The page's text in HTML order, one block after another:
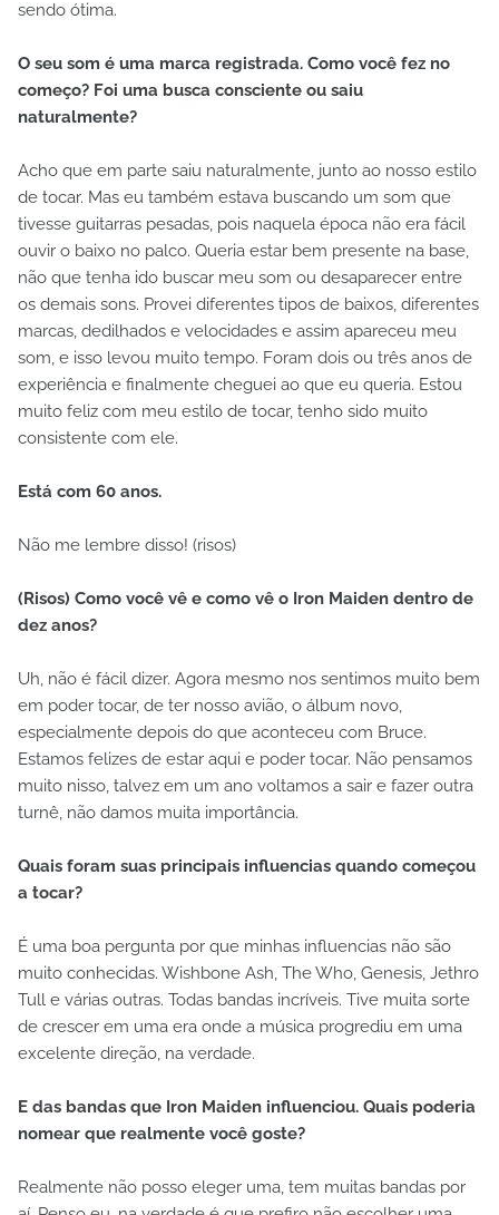
sendo ótima.
O seu som é uma marca registrada. Como você fez no
começo? Foi uma busca consciente ou saiu
naturalmente?
Acho que em parte saiu naturalmente, junto ao nosso estilo
de tocar. Mas eu também estava buscando um som que
tivesse guitarras pesadas, pois naquela época não era fácil
ouvir o baixo no palco. Queria estar bem presente na base,
não que tenha ido buscar meu som ou desaparecer entre
os demais sons. Provei diferentes tipos de baixos, diferentes
marcas, dedilhados e velocidades e assim apareceu meu
som, e isso levou muito tempo. Foram dois ou três anos de
experiência e finalmente cheguei ao que eu queria. Estou
muito feliz com meu estilo de tocar, tenho sido muito
consistente com ele.
Está com 60 anos.
Não me lembre disso! (risos)
(Risos) Como você vê e como vê o Iron Maiden dentro de
dez anos?
Uh, não é fácil dizer. Agora mesmo nos sentimos muito bem
em poder tocar, de ter nosso avião, o álbum novo,
especialmente depois do que aconteceu com Bruce.
Estamos felizes de estar aqui e poder tocar. Não pensamos
muito nisso, talvez em um ano voltamos a sair e fazer outra
turnê, não damos muita importância.
Quais foram suas principais influencias quando começou
a tocar?
É uma boa pergunta por que minhas influencias não são
muito conhecidas. Wishbone Ash, The Who, Genesis, Jethro
Tull e várias outras. Todas bandas incríveis. Tive muita sorte
de crescer em uma era onde a música progrediu em uma
excelente direção, na verdade.
E das bandas que Iron Maiden influenciou. Quais poderia
nomear que realmente você goste?
Realmente não posso eleger uma, tem muitas bandas por